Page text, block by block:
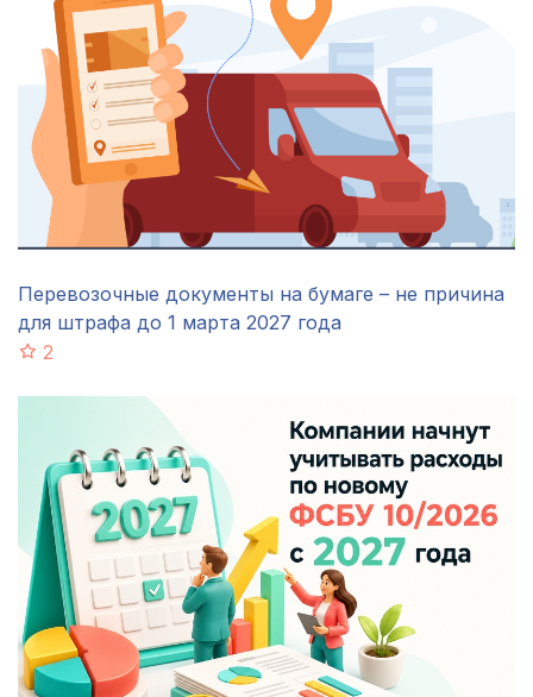
Перевозочные документы на бумаге – не причина
для штрафа до 1 марта 2027 года
2